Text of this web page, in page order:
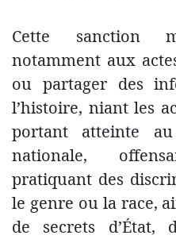
Cette sanction
notamment aux
ou partager des
l’histoire, niant les
portant atteinte
nationale,
pratiquant des
le genre ou la race,
de secrets